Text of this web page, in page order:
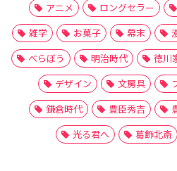
アニメ
ロングセラー
雑学
お菓子 幕末
べらぼう
明治時代 徳川
デザイン
文房具
鎌倉時代
豊臣秀吉
光る君へ
葛飾北斎